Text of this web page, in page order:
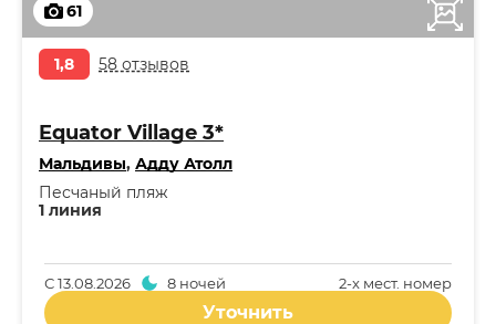
61
1,8 58 отзывов
Equator Village 3*
Мальдивы, Адду Атолл
1 линия
Песчаный пляж
2-x мест. номер
С13.08.2026 8 ночей
Уточнить